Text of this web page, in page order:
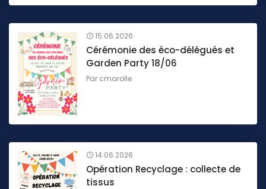
15.06.2026
Cérémonie des éco-délégués et
Garden Party 18/06
Par cmarolle
14.06.2026
Opération Recyclage : collecte de
tissus